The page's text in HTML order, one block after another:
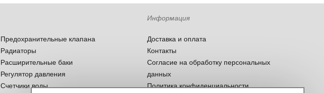
Предохранительные клапана
Радиаторы
Расширительные баки
Регулятор давления
Счетчики воды
Информация
Доставка и оплата
Контакты
Согласие на обработку персональных
данных
Политика конфиденциальности